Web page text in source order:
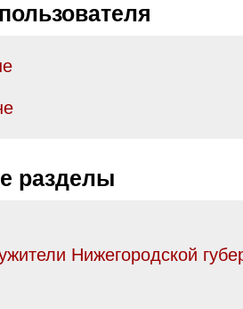
разделы
Нижегородской